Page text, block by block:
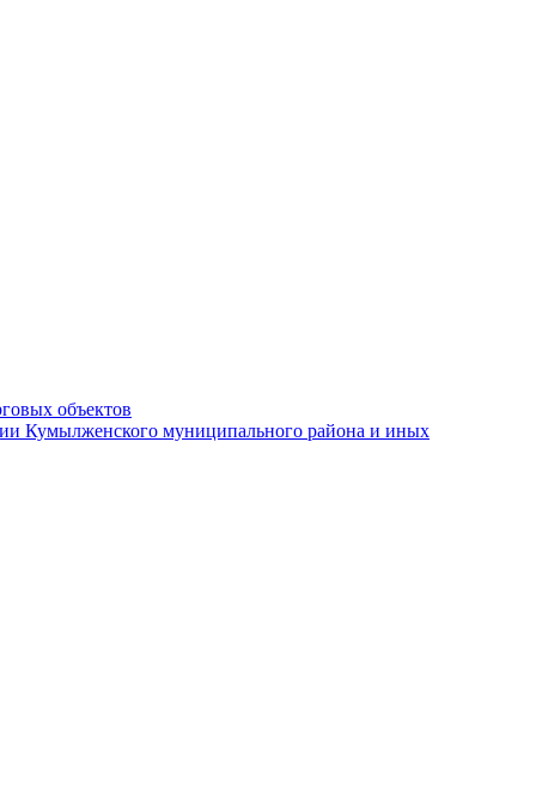
объектов
Кумылженского муниципального района и иных